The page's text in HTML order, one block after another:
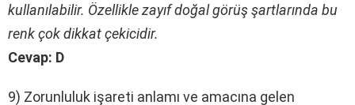
kullanılabilir. Özellikle zayıf doğal görüş şartlarında bu
renk çok dikkat çekicidir.
Cevap: D
9) Zorunluluk işareti anlamı ve amacına gelen